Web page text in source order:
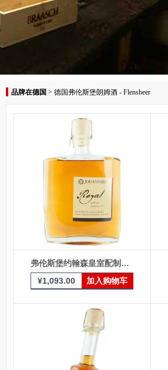
品牌在德国 > 德国弗伦斯堡朗姆酒 - Flensbeer
弗伦斯堡约翰森皇室配制酒500ml瓶装
¥1,093.00 加入购物车